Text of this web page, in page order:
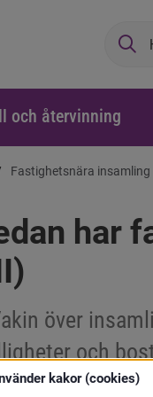
och återvinning
Fastighetsnära
har
över
och
Det
kakor (cookies)